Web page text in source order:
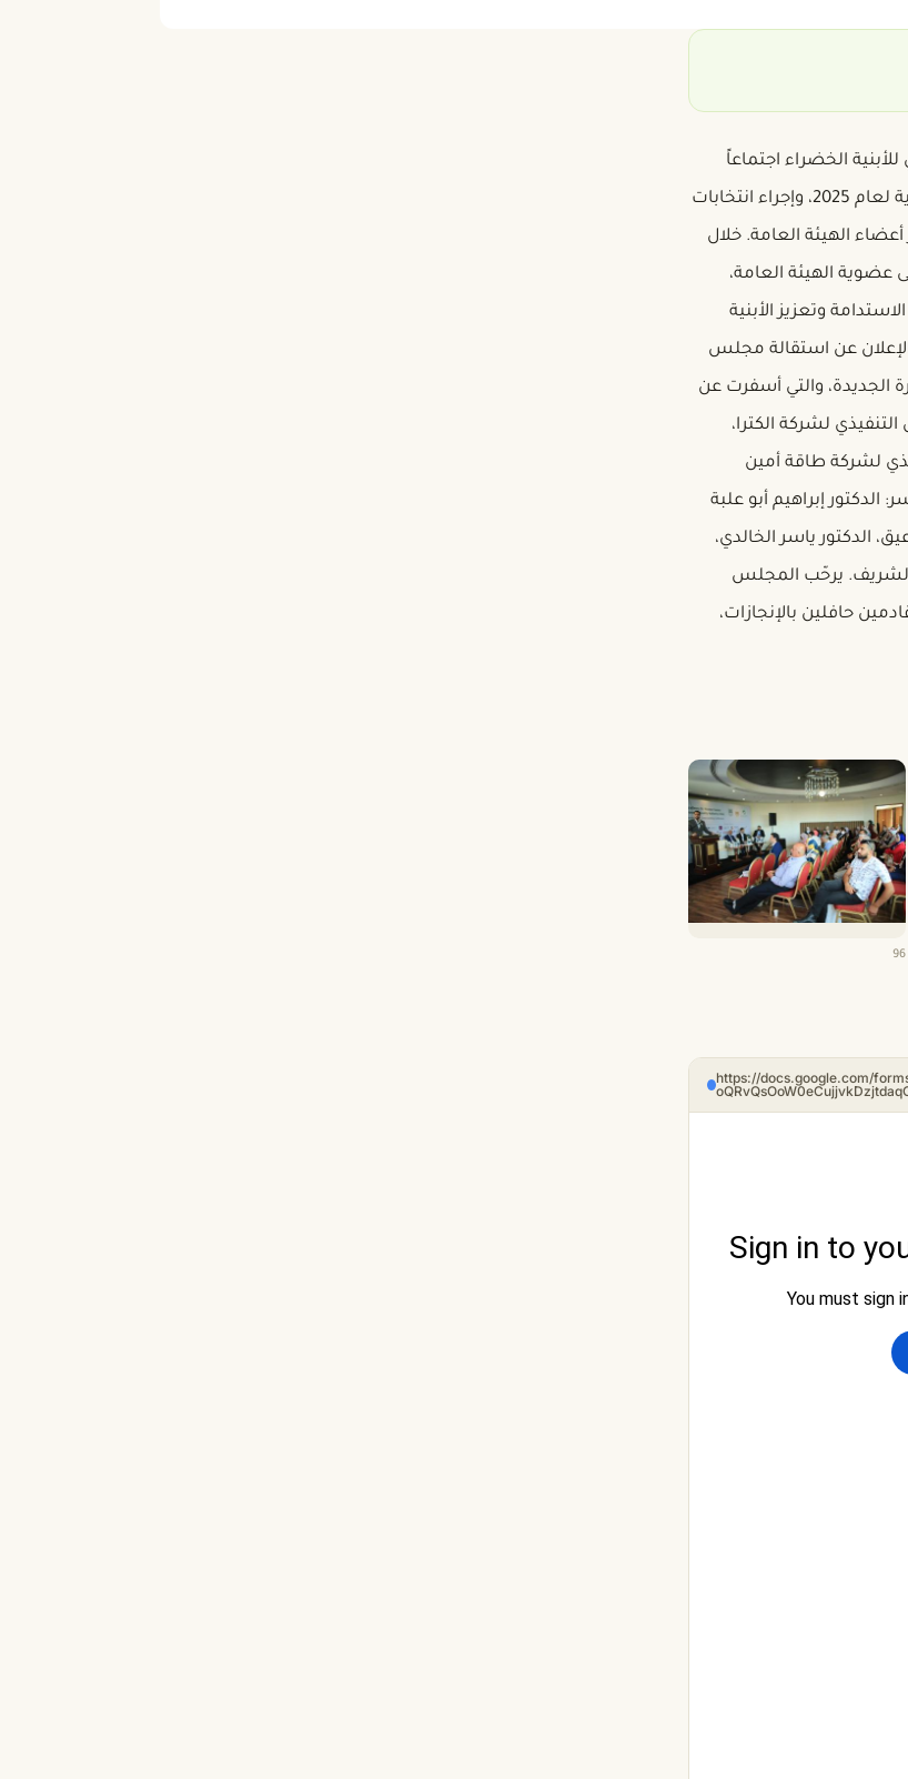
الفلسطيني للأبنية الخضراء اجتماعاً
للهيئة العامة، جرى خلاله مناقشة وإقرار التقارير المالية والإدارية لعام 2025، وإجراء انتخابات
الهيئة العامة. خلال
عضوية الهيئة العامة،
وتعزيز الأبنية
الإعلان عن استقالة مجلس
الجديدة، والتي أسفرت عن
لشركة الكترا،
لشركة طاقة أمين
إبراهيم أبو علبة
الدكتور ياسر الخالدي،
الشريف. يرحّب المجلس
حافلين بالإنجازات،
96
https://docs.google.com/